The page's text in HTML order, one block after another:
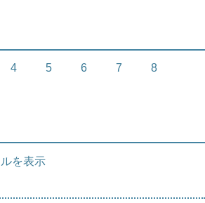
4 5 6 7 8
を表示